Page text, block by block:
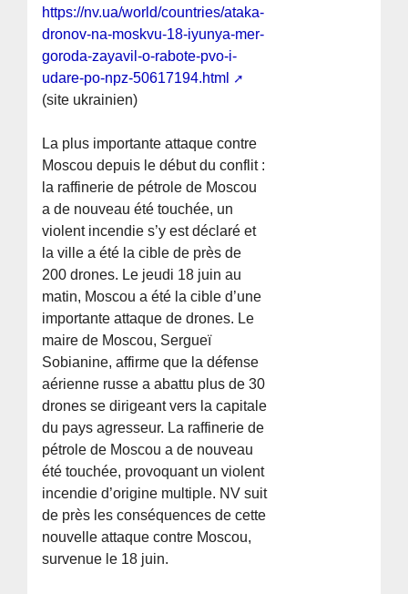
https://nv.ua/world/countries/ataka-
dronov-na-moskvu-18-iyunya-mer-
goroda-zayavil-o-rabote-pvo-i-
udare-po-npz-50617194.html
(site ukrainien)
La plus importante attaque contre
Moscou depuis le début du conflit :
la raffinerie de pétrole de Moscou
a de nouveau été touchée, un
violent incendie s’y est déclaré et
la ville a été la cible de près de
200 drones. Le jeudi 18 juin au
matin, Moscou a été la cible d’une
importante attaque de drones. Le
maire de Moscou, Sergueï
Sobianine, affirme que la défense
aérienne russe a abattu plus de 30
drones se dirigeant vers la capitale
du pays agresseur. La raffinerie de
pétrole de Moscou a de nouveau
été touchée, provoquant un violent
incendie d’origine multiple. NV suit
de près les conséquences de cette
nouvelle attaque contre Moscou,
survenue le 18 juin.